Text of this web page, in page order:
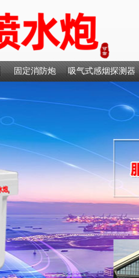
固定消防炮 吸气式感烟探测器